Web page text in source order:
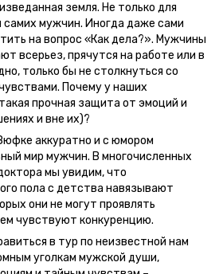
земля. Не только для
мужчин. Иногда даже сами
на вопрос «Как дела?». Мужчины
всерьез, прячутся на работе или в
только бы не столкнуться со
Почему у наших
прочная защита от эмоций и
и вне их)?
аккуратно и с юмором
мир мужчин. В многочисленных
мы увидим, что
пола с детства навязывают
они не могут проявлять
чувствуют конкуренцию.
в тур по неизвестной нам
уголкам мужской души,